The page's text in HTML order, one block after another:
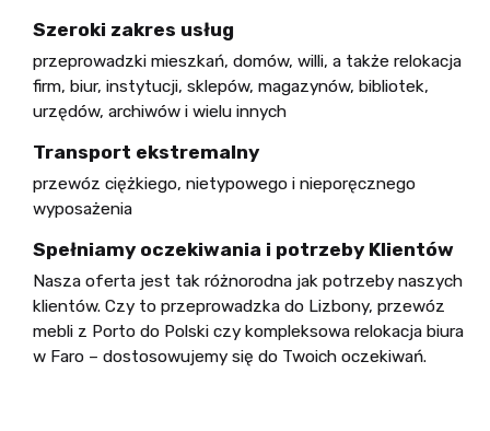
Szeroki zakres usług
przeprowadzki mieszkań, domów, willi, a także relokacja
firm, biur, instytucji, sklepów, magazynów, bibliotek,
urzędów, archiwów i wielu innych
Transport ekstremalny
przewóz ciężkiego, nietypowego i nieporęcznego
wyposażenia
Spełniamy oczekiwania i potrzeby Klientów
Nasza oferta jest tak różnorodna jak potrzeby naszych
klientów. Czy to przeprowadzka do Lizbony, przewóz
mebli z Porto do Polski czy kompleksowa relokacja biura
w Faro – dostosowujemy się do Twoich oczekiwań.